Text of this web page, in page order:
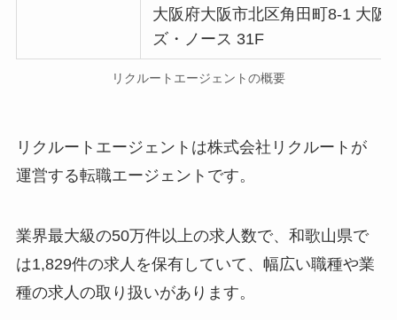
大阪府大阪市北区角田町8-1 大阪
ズ・ノース 31F
リクルートエージェントの概要
リクルートエージェントは株式会社リクルートが
運営する転職エージェントです。
業界最大級の50万件以上の求人数で、和歌山県で
は1,829件の求人を保有していて、幅広い職種や業
種の求人の取り扱いがあります。